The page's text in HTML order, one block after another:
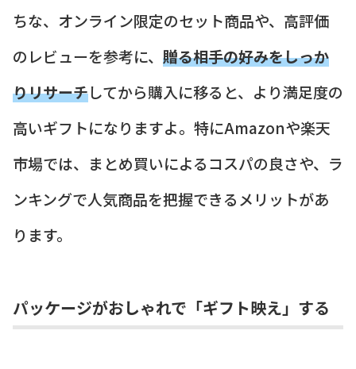
ちな、オンライン限定のセット商品や、高評価
のレビューを参考に、 贈る相手の好みをしっか
りリサーチしてから購入に移ると、より満足度の
高いギフトになりますよ。特にAmazonや楽天
市場では、まとめ買いによるコスパの良さや、ラ
ンキングで人気商品を把握できるメリットがあ
ります。
パッケージがおしゃれで「ギフト映え」する